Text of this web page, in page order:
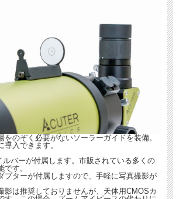
をのぞく必要がないソーラーガイドを装備。
入できます。
ルバーが付属します。市販されている多くの
す。
プターが付属しますので、手軽に写真撮影が
は推奨しておりませんが、天体用CMOSカ